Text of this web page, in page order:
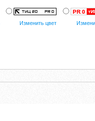
Изменить цвет